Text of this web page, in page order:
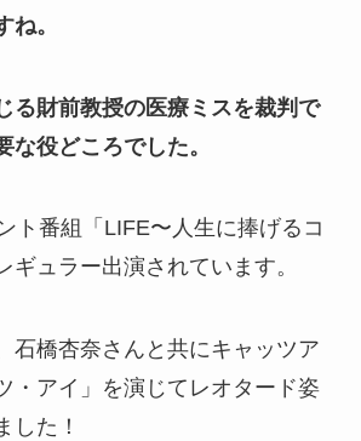
ね。
る財前教授の医療ミスを裁判で
な役どころでした。
ト番組「LIFE〜人生に捧げるコ
ギュラー出演されています。
石橋杏奈さんと共にキャッツア
・アイ」を演じてレオタード姿
した！